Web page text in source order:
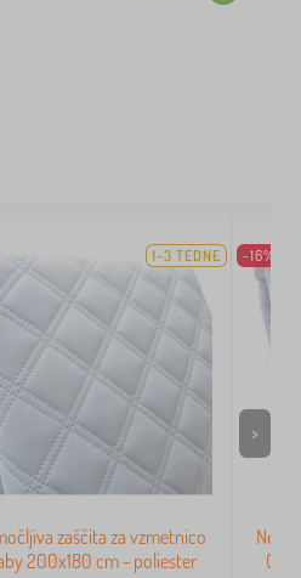
1-3 TEDNE
zaščita za vzmetnico
200x180 cm - poliester
-16%
>